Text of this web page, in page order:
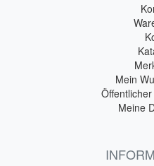
Mein
Meine